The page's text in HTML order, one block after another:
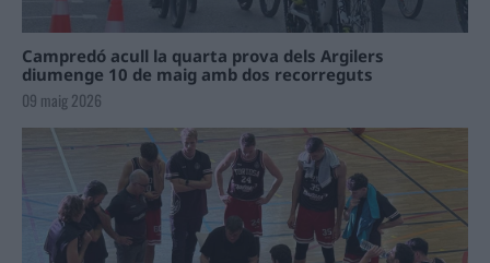
Campredó acull la quarta prova dels Argilers
diumenge 10 de maig amb dos recorreguts
09 maig 2026